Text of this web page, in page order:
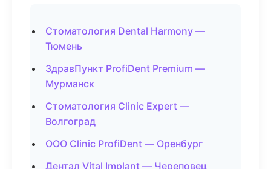
Стоматология Dental Harmony —
Тюмень
ЗдравПункт ProfiDent Premium —
Мурманск
Стоматология Clinic Expert —
Волгоград
ООО Clinic ProfiDent — Оренбург
Дентал Vital Implant — Череповец